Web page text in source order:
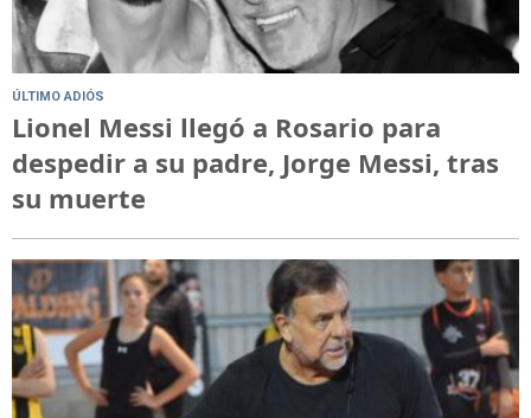
ÚLTIMO ADIÓS
Lionel Messi llegó a Rosario para
despedir a su padre, Jorge Messi, tras
su muerte